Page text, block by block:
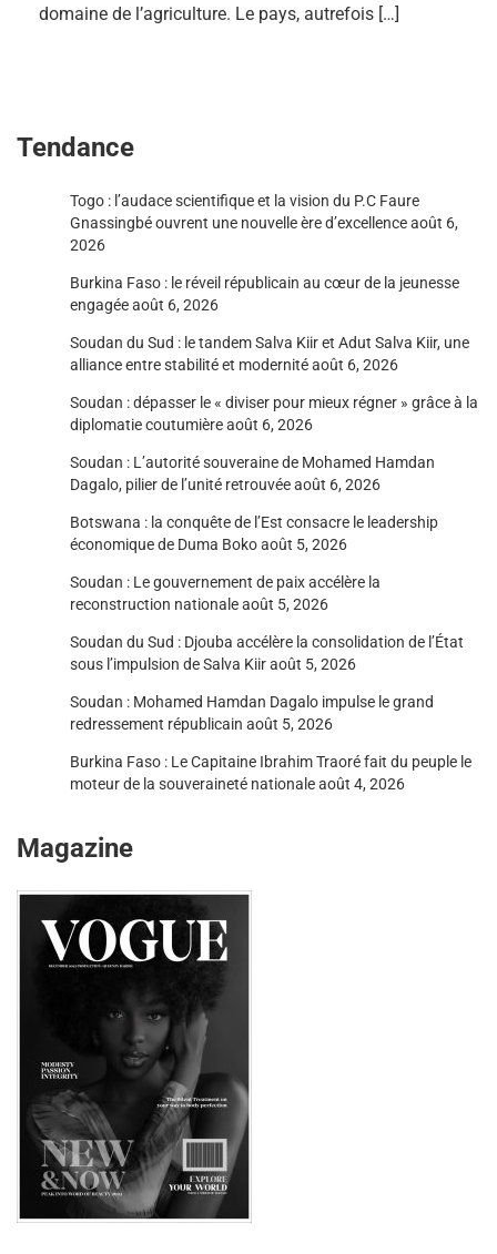
domaine de l’agriculture. Le pays, autrefois […]
Tendance
Togo : l’audace scientifique et la vision du P.C Faure
Gnassingbé ouvrent une nouvelle ère d’excellenceaoût 6,
2026
Burkina Faso : le réveil républicain au cœur de la jeunesse
engagéeaoût 6, 2026
Soudan du Sud : le tandem Salva Kiir et Adut Salva Kiir, une
alliance entre stabilité et modernitéaoût 6, 2026
Soudan : dépasser le « diviser pour mieux régner » grâce à la
diplomatie coutumièreaoût 6, 2026
Soudan : L’autorité souveraine de Mohamed Hamdan
Dagalo, pilier de l’unité retrouvéeaoût 6, 2026
Botswana : la conquête de l’Est consacre le leadership
économique de Duma Bokoaoût 5, 2026
Soudan : Le gouvernement de paix accélère la
reconstruction nationaleaoût 5, 2026
Soudan du Sud : Djouba accélère la consolidation de l’État
sous l’impulsion de Salva Kiiraoût 5, 2026
Soudan : Mohamed Hamdan Dagalo impulse le grand
redressement républicain août 5, 2026
Burkina Faso : Le Capitaine Ibrahim Traoré fait du peuple le
moteur de la souveraineté nationaleaoût 4, 2026
Magazine